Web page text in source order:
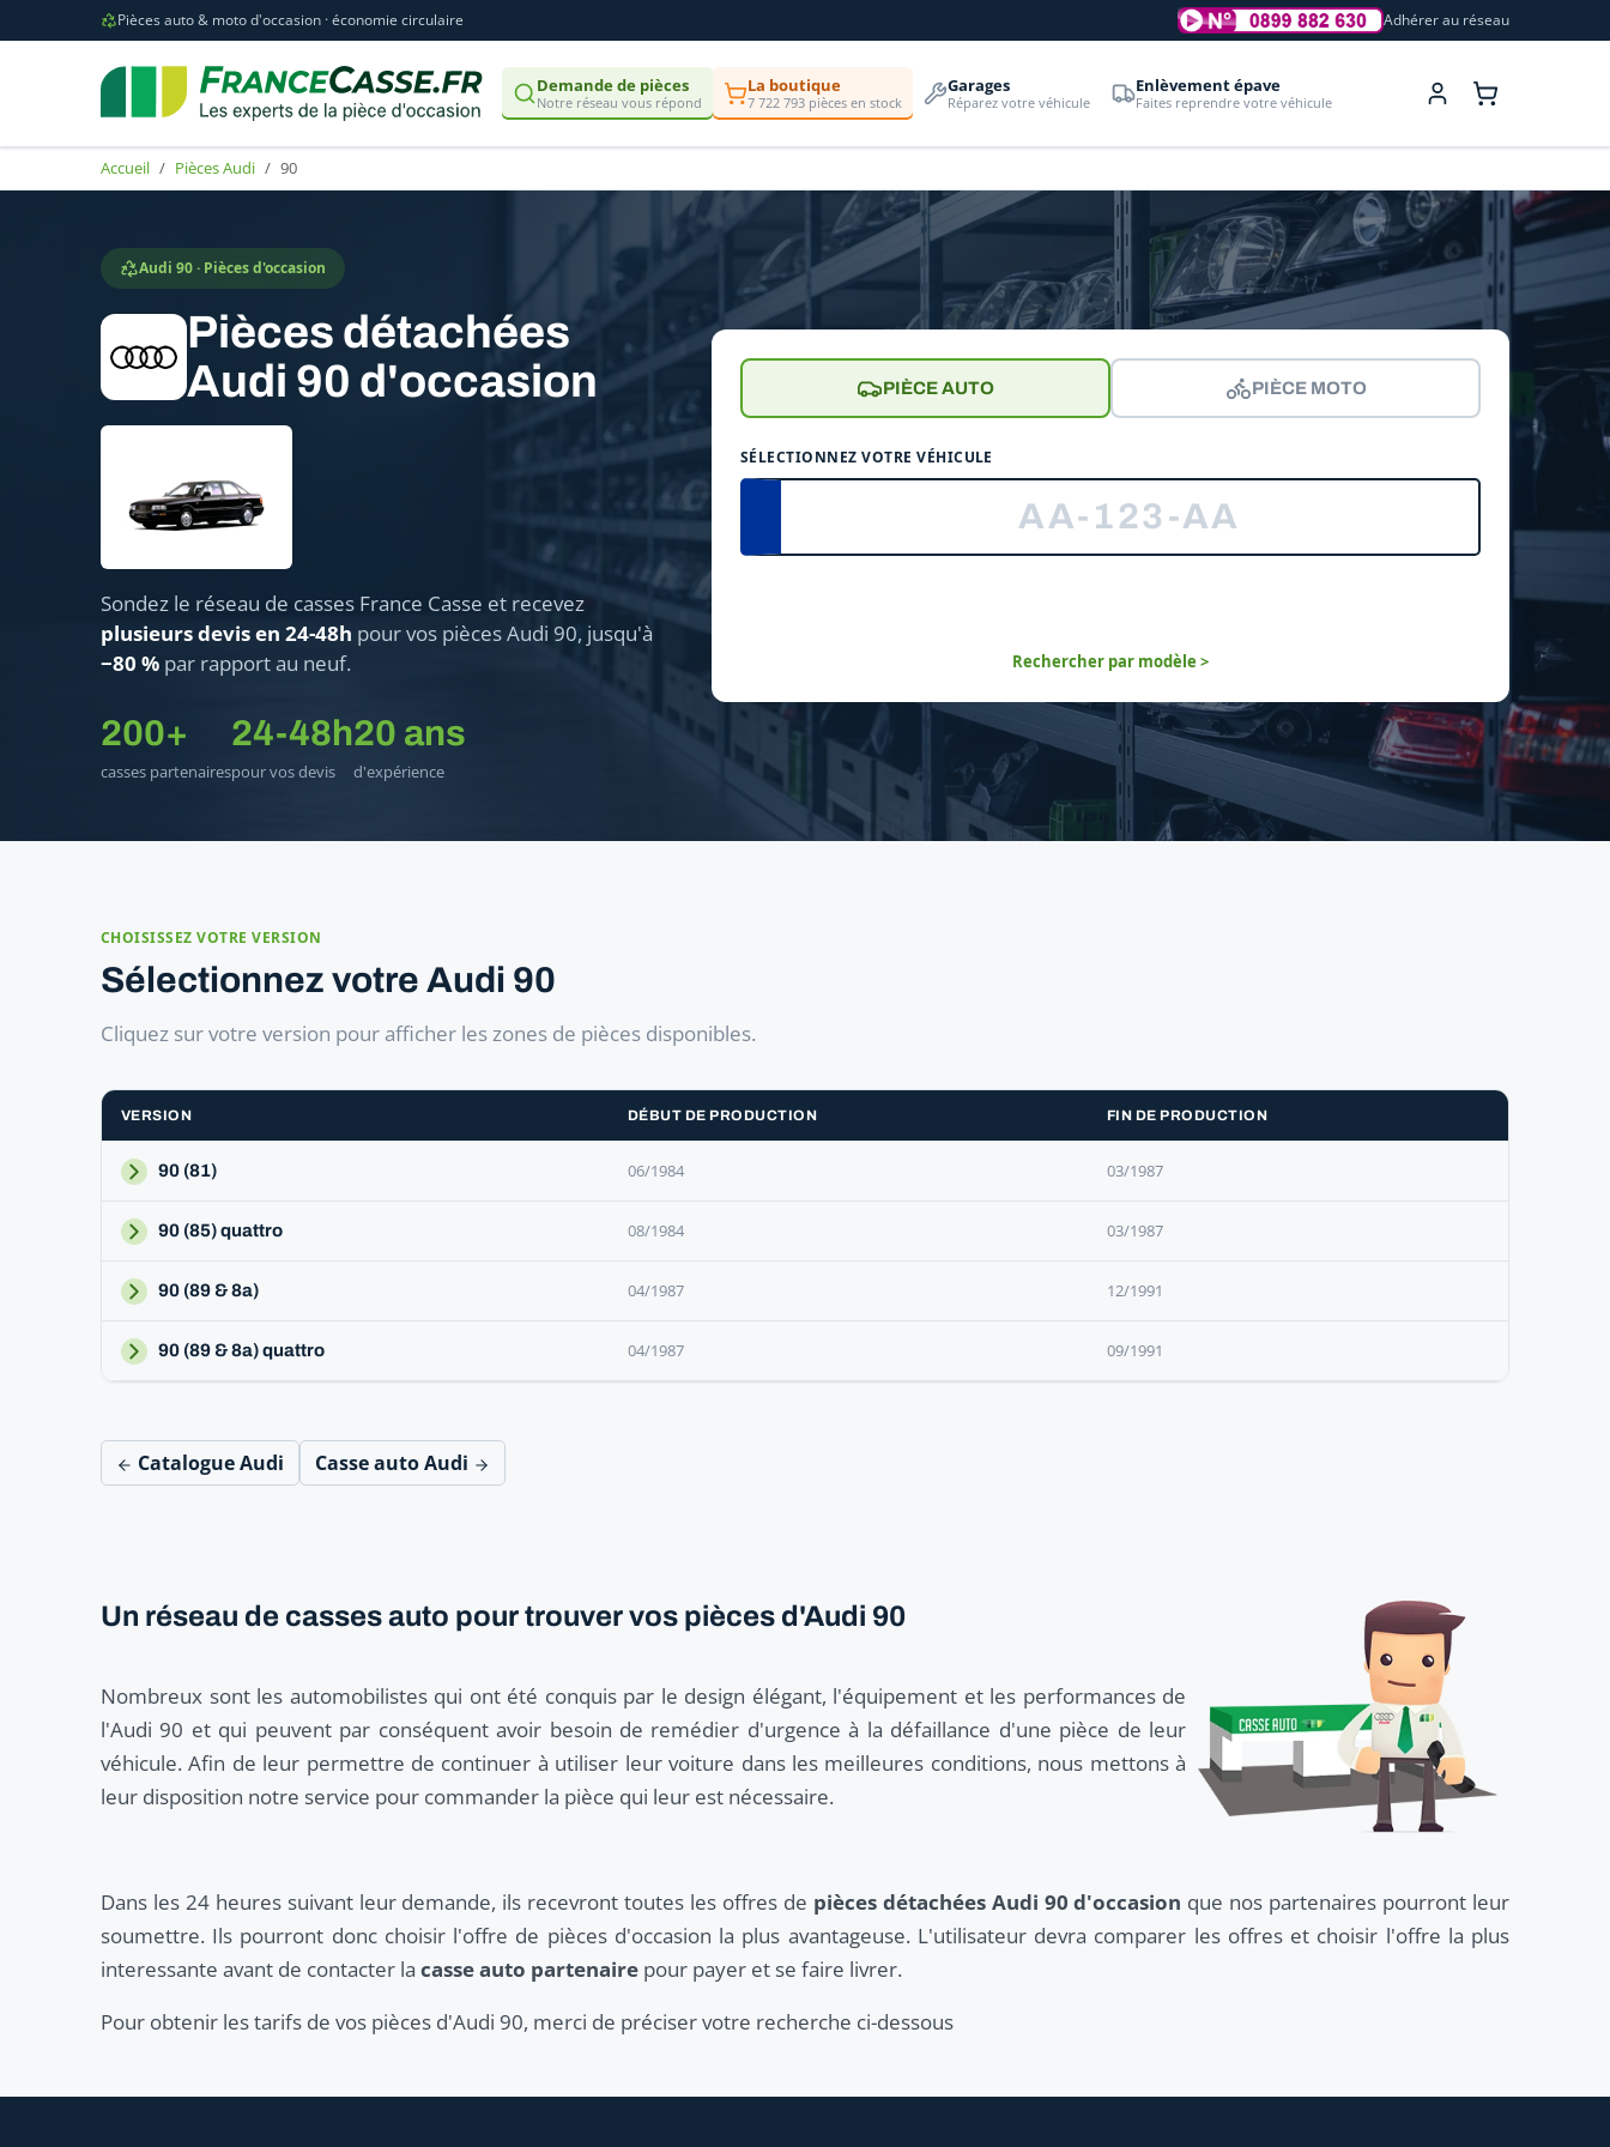
Pièces auto & moto d'occasion · économie circulaire Adhérer au réseau
Demande de pièces
Notre réseau vous répond
La boutique
7 722 793 pièces en stock
Garages
Réparez votre véhicule
Enlèvement épave
Faites reprendre votre véhicule
Accueil Pièces Audi 90
Audi 90 · Pièces d'occasion
Pièces détachées
Audi 90 d'occasion
Sondez le réseau de casses France Casse et recevez
plusieurs devis en 24-48h pour vos pièces Audi 90, jusqu'à
−80 % par rapport au neuf.
200+
casses partenaires
24-48h
pour vos devis
20 ans
d'expérience
PIÈCE AUTO PIÈCE MOTO
SÉLECTIONNEZ VOTRE VÉHICULE
Rechercher par modèle >
CHOISISSEZ VOTRE VERSION
Sélectionnez votre Audi 90
Cliquez sur votre version pour afficher les zones de pièces disponibles.
VERSION DÉBUT DE PRODUCTION FIN DE PRODUCTION
90 (81) 06/1984 03/1987
90 (85) quattro 08/1984 03/1987
90 (89 & 8a) 04/1987 12/1991
90 (89 & 8a) quattro 04/1987 09/1991
Catalogue Audi Casse auto Audi
Un réseau de casses auto pour trouver vos pièces d'Audi 90
Nombreux sont les automobilistes qui ont été conquis par le design élégant, l'équipement et les performances de
l'Audi 90 et qui peuvent par conséquent avoir besoin de remédier d'urgence à la défaillance d'une pièce de leur
véhicule. Afin de leur permettre de continuer à utiliser leur voiture dans les meilleures conditions, nous mettons à
leur disposition notre service pour commander la pièce qui leur est nécessaire.
Dans les 24 heures suivant leur demande, ils recevront toutes les offres de pièces détachées Audi 90 d'occasion que nos partenaires pourront leur
soumettre. Ils pourront donc choisir l'offre de pièces d'occasion la plus avantageuse. L'utilisateur devra comparer les offres et choisir l'offre la plus
interessante avant de contacter la casse auto partenaire pour payer et se faire livrer.
Pour obtenir les tarifs de vos pièces d'Audi 90, merci de préciser votre recherche ci-dessous